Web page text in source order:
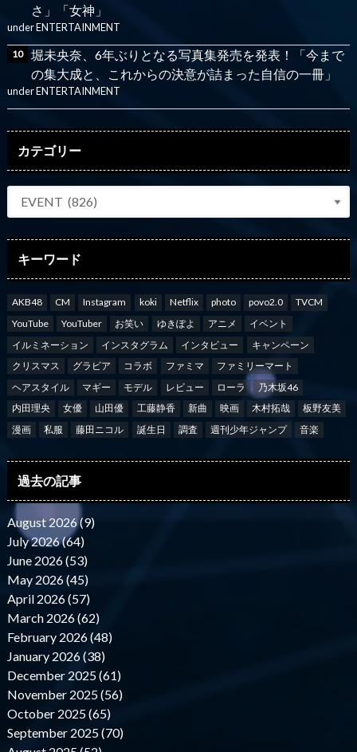
さ」「女神」
underENTERTAINMENT
堀未央奈、6年ぶりとなる写真集発売を発表！「今まで
の集大成と、これからの決意が詰まった自信の一冊」
underENTERTAINMENT
カテゴリー
キーワード
AKB48 CM Instagram koki Netflix photo povo2.0
TVCM
YouTube
YouTuber お笑い ゆきぽよ アニメ
イベント
イルミネーション
インスタグラム インタビュー
キャンペーン
クリスマス
グラビア コラボ ファミマ
ファミリーマート
ヘアスタイル
マギー モデル レビュー ローラ
乃木坂46
内田理央
女優 山田優 工藤静香 新曲 映画 木村拓哉
板野友美
漫画
私服 藤田ニコル 誕生日 調査 週刊少年ジャンプ 音楽
過去の記事
August 2026 (9)
July 2026 (64)
June 2026 (53)
May 2026 (45)
April 2026 (57)
March 2026 (62)
February 2026 (48)
January 2026 (38)
December 2025 (61)
November 2025 (56)
October 2025 (65)
September 2025 (70)